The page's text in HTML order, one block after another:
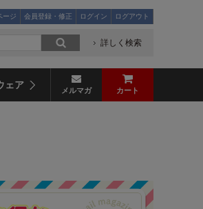
ージ 会員登録・修正 ログイン ログアウト
詳しく検索
ェア メルマガ カート